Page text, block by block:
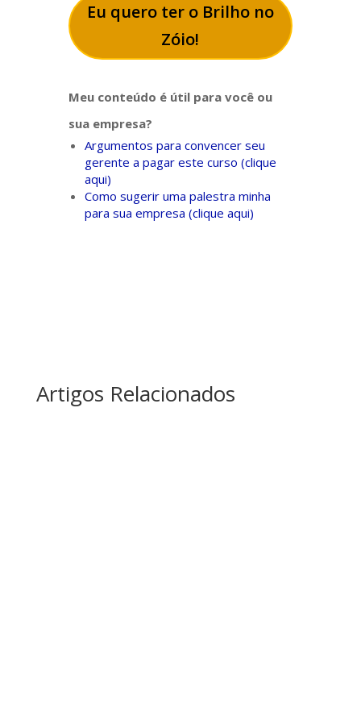
Eu quero ter o Brilho no
Zóio!
Meu conteúdo é útil para você ou
sua empresa?
Argumentos para convencer seu
gerente a pagar este curso (clique
aqui)
Como sugerir uma palestra minha
para sua empresa (clique aqui)
Artigos Relacionados